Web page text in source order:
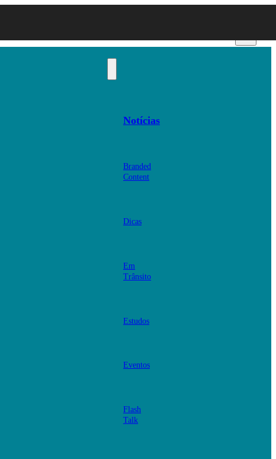
Notícias
Branded
Content
Dicas
Em
Trânsito
Estudos
Eventos
Flash
Talk